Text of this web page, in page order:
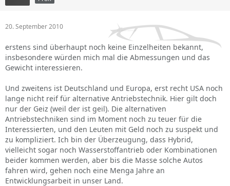
20. September 2010
erstens sind überhaupt noch keine Einzelheiten bekannt,
insbesondere würden mich mal die Abmessungen und das
Gewicht interessieren.
Und zweitens ist Deutschland und Europa, erst recht USA noch
lange nicht reif für alternative Antriebstechnik. Hier gilt doch
nur der Geiz (weil der ist geil). Die alternativen
Antriebstechniken sind im Moment noch zu teuer für die
Interessierten, und den Leuten mit Geld noch zu suspekt und
zu kompliziert. Ich bin der Überzeugung, dass Hybrid,
vielleicht sogar noch Wasserstoffantrieb oder Kombinationen
beider kommen werden, aber bis die Masse solche Autos
fahren wird, gehen noch eine Menga Jahre an
Entwicklungsarbeit in unser Land.